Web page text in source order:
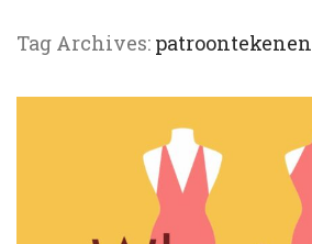
Tag Archives: patroontekenen